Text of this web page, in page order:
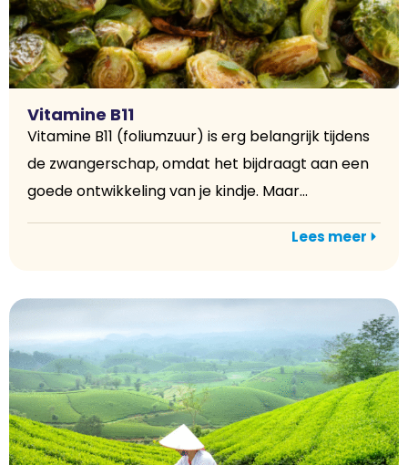
Vitamine B11
Vitamine B11 (foliumzuur) is erg belangrijk tijdens
de zwangerschap, omdat het bijdraagt aan een
goede ontwikkeling van je kindje. Maar...
Lees meer